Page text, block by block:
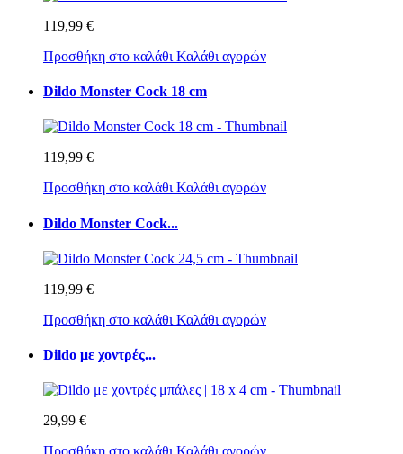
119,99 €
Προσθήκη στο καλάθι Καλάθι αγορών
Dildo Monster Cock 18 cm
119,99 €
Προσθήκη στο καλάθι Καλάθι αγορών
Dildo Monster Cock...
119,99 €
Προσθήκη στο καλάθι Καλάθι αγορών
Dildo με χοντρές...
29,99 €